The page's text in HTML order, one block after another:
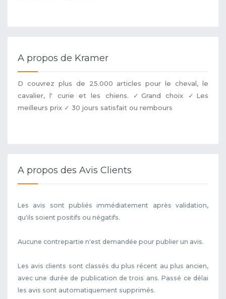
A propos de Kramer
D couvrez plus de 25.000 articles pour le cheval, le
cavalier, l' curie et les chiens. ✓Grand choix ✓Les
meilleurs prix ✓ 30 jours satisfait ou rembours
A propos des Avis Clients
Les avis sont publiés immédiatement après validation,
qu'ils soient positifs ou négatifs.
Aucune contrepartie n'est demandée pour publier un avis.
Les avis clients sont classés du plus récent au plus ancien,
avec une durée de publication de trois ans. Passé ce délai
les avis sont automatiquement supprimés.